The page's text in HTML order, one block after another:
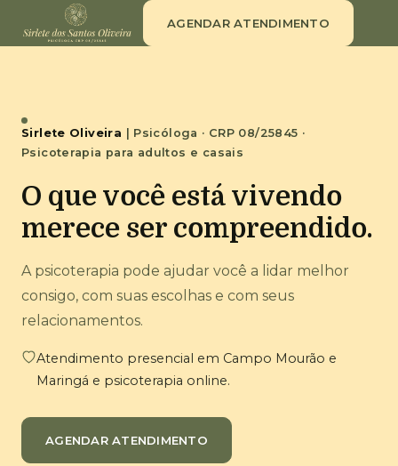
AGENDAR ATENDIMENTO
Sirlete Oliveira | Psicóloga · CRP 08/25845 ·
Psicoterapia para adultos e casais
O que você está vivendo
merece ser compreendido.
A psicoterapia pode ajudar você a lidar melhor
consigo, com suas escolhas e com seus
relacionamentos.
Atendimento presencial em Campo Mourão e
Maringá e psicoterapia online.
AGENDAR ATENDIMENTO